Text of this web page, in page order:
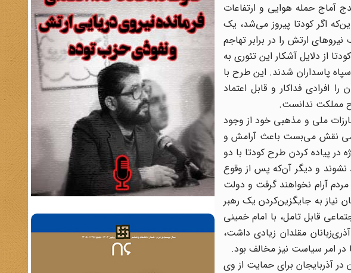
هوایی رژیم عراق قرار گرفت. همچنین روز 19 تیر 1359 حوالی سنندج آماج حمله هوایی و ارتفاعات
اگر کودتا پیروز می‌شد، یک
ارتش را در برابر تهاجم
از دلایل آشکار این تئوری به
پاسداران شدند. این طرح با
فداکار و قابل اعتماد
مملکت ندانست.
ملی و مذهبی خود از وجود
نقش می‌بست باعث آرامش و
پیاده کردن طرح کودتا با دو
نشوند و دیگر آن‌که پس از وقوع
آرام نخواهند گرفت و دولت
نیاز به جایگزین‌کردن یک رهبر
قابل تامل، با امام خمینی
مقلدان زیادی داشت،
در امر سیاست نیز مخالف بود.
آذربایجان برای حمایت از وی